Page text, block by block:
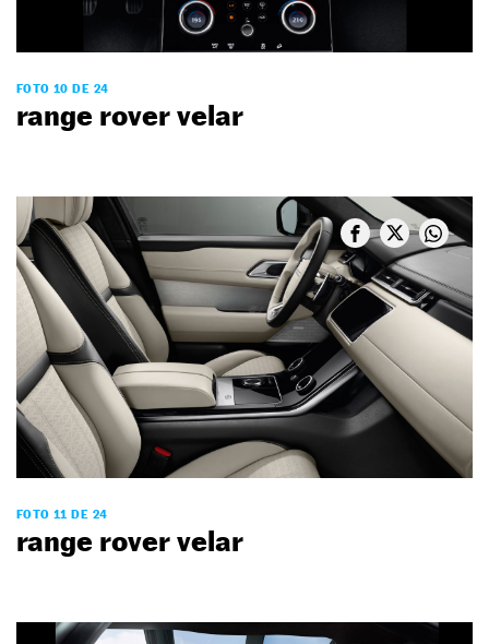
FOTO 10 DE 24
range rover velar
FOTO 11 DE 24
range rover velar